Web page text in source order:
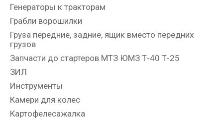
Генераторы к тракторам
Грабли ворошилки
Груза передние, задние, ящик вместо передних
грузов
Запчасти до стартеров МТЗ ЮМЗ Т-40 Т-25
ЗИЛ
Инструменты
Камери для колес
Картофелесажалка